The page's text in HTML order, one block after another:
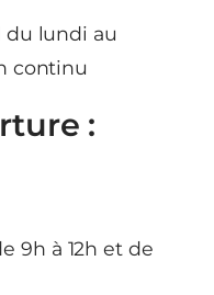
du lundi au
continu
:
9h à 12h et de